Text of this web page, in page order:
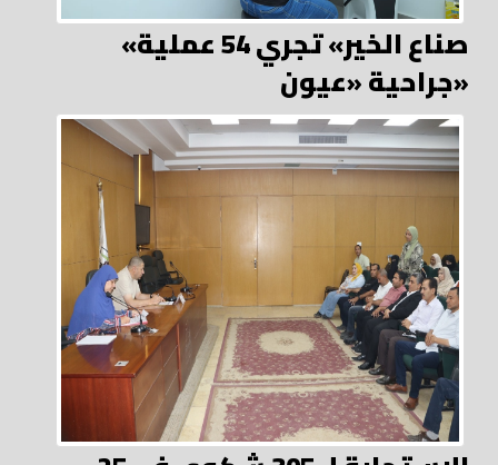
«صناع الخير» تجري 54 عملية
جراحية «عيون»